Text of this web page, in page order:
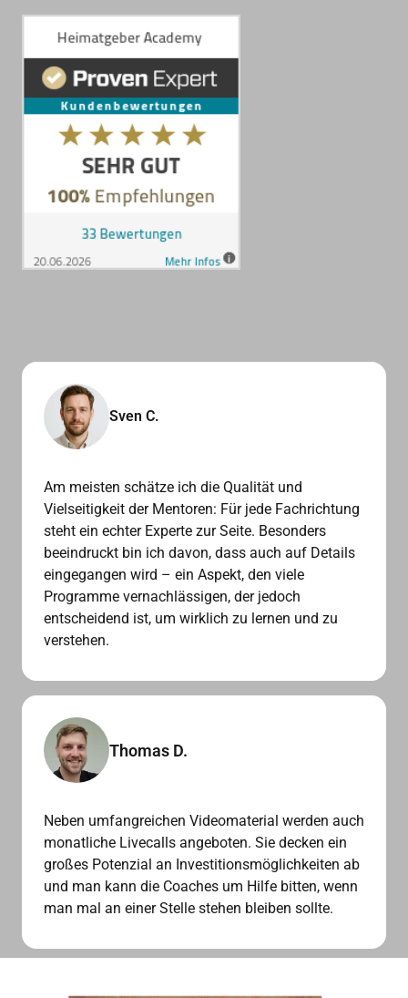
Sven C.
Am meisten schätze ich die Qualität und
Vielseitigkeit der Mentoren: Für jede Fachrichtung
steht ein echter Experte zur Seite. Besonders
beeindruckt bin ich davon, dass auch auf Details
eingegangen wird – ein Aspekt, den viele
Programme vernachlässigen, der jedoch
entscheidend ist, um wirklich zu lernen und zu
verstehen.
Thomas D.
Neben umfangreichen Videomaterial werden auch
monatliche Livecalls angeboten. Sie decken ein
großes Potenzial an Investitionsmöglichkeiten ab
und man kann die Coaches um Hilfe bitten, wenn
man mal an einer Stelle stehen bleiben sollte.